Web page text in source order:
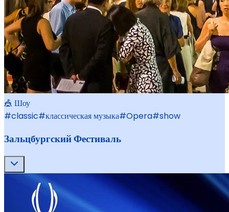
🎪 Шоу
#classic#классическая музыка#Opera#show
Зальцбургский Фестиваль